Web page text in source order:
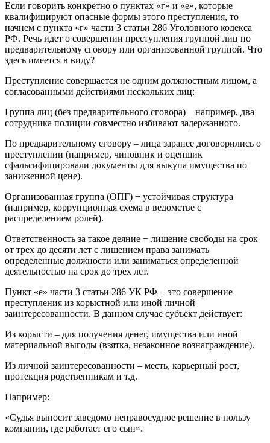
Если говорить конкретно о пунктах «г» и «е», которые
квалифицируют опасные формы этого преступления, то
начнем с пункта «г» части 3 статьи 286 Уголовного кодекса
РФ. Речь идет о совершении преступления группой лиц по
предварительному сговору или организованной группой. Что
здесь имеется в виду?
Преступление совершается не одним должностным лицом, а
согласованными действиями нескольких лиц:
Группа лиц (без предварительного сговора) – например, два
сотрудника полиции совместно избивают задержанного.
По предварительному сговору – лица заранее договорились о
преступлении (например, чиновник и оценщик
сфальсифицировали документы для выкупа имущества по
заниженной цене).
Организованная группа (ОПГ) − устойчивая структура
(например, коррупционная схема в ведомстве с
распределением ролей).
Ответственность за такое деяние − лишение свободы на срок
от трех до десяти лет с лишением права занимать
определенные должности или заниматься определенной
деятельностью на срок до трех лет.
Пункт «е» части 3 статьи 286 УК РФ − это совершение
преступления из корыстной или иной личной
заинтересованности. В данном случае субъект действует:
Из корысти – для получения денег, имущества или иной
материальной выгоды (взятка, незаконное вознаграждение).
Из личной заинтересованности – месть, карьерный рост,
протекция родственникам и т.д.
Например:
«Судья выносит заведомо неправосудное решение в пользу
компании, где работает его сын».